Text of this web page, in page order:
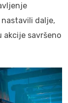
nastavili dalje,
akcije savršeno